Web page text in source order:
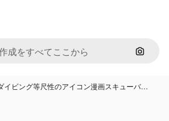
画像で
イビング等尺性のアイコン漫画スキューバ…